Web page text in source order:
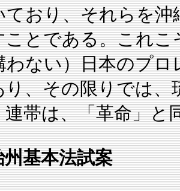
ており、それらを
ことである。これこ
わない）日本のプ
り、その限りでは、
連帯は、「革命」と
基本法試案